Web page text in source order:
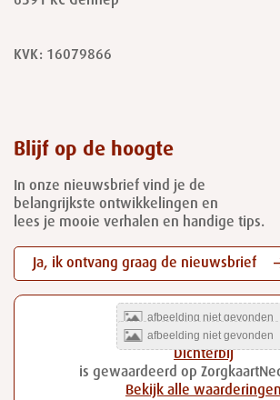
KVK: 16079866
Blijf op de hoogte
In onze nieuwsbrief vind je de
belangrijkste ontwikkelingen en
lees je mooie verhalen en handige tips.
Ja, ik ontvang graag de nieuwsbrief
Dichterbij
is gewaardeerd op
Bekijk alle waarderingen